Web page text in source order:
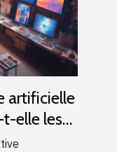
artificielle
elle les